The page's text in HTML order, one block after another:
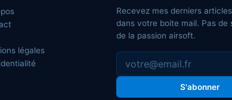
légales
Recevez mes derniers
dans votre boite mail. Pas de
de la passion airsoft.
S'abonner